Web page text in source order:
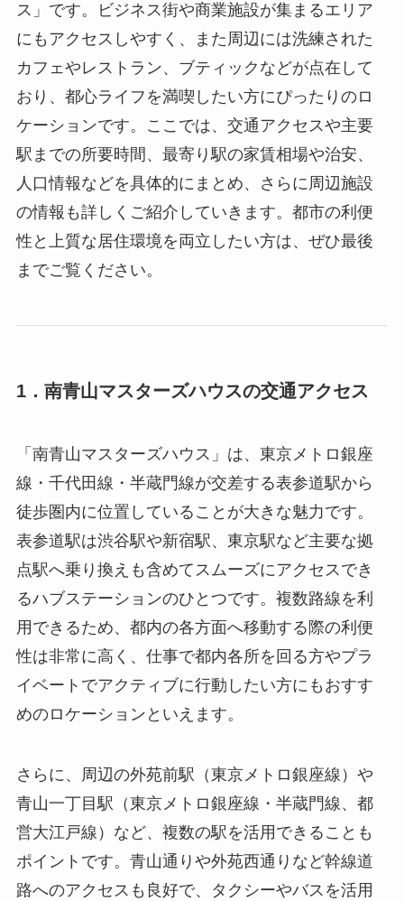
ス」です。ビジネス街や商業施設が集まるエリア
にもアクセスしやすく、また周辺には洗練された
カフェやレストラン、ブティックなどが点在して
おり、都心ライフを満喫したい方にぴったりのロ
ケーションです。ここでは、交通アクセスや主要
駅までの所要時間、最寄り駅の家賃相場や治安、
人口情報などを具体的にまとめ、さらに周辺施設
の情報も詳しくご紹介していきます。都市の利便
性と上質な居住環境を両立したい方は、ぜひ最後
までご覧ください。
1．南青山マスターズハウスの交通アクセス
「南青山マスターズハウス」は、東京メトロ銀座
線・千代田線・半蔵門線が交差する表参道駅から
徒歩圏内に位置していることが大きな魅力です。
表参道駅は渋谷駅や新宿駅、東京駅など主要な拠
点駅へ乗り換えも含めてスムーズにアクセスでき
るハブステーションのひとつです。複数路線を利
用できるため、都内の各方面へ移動する際の利便
性は非常に高く、仕事で都内各所を回る方やプラ
イベートでアクティブに行動したい方にもおすす
めのロケーションといえます。
さらに、周辺の外苑前駅（東京メトロ銀座線）や
青山一丁目駅（東京メトロ銀座線・半蔵門線、都
営大江戸線）など、複数の駅を活用できることも
ポイントです。青山通りや外苑西通りなど幹線道
路へのアクセスも良好で、タクシーやバスを活用